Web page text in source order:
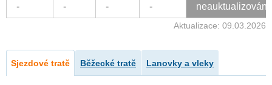
- - - - neauktualizováno
Aktualizace: 09.03.2026
Sjezdové tratě Běžecké tratě Lanovky a vleky